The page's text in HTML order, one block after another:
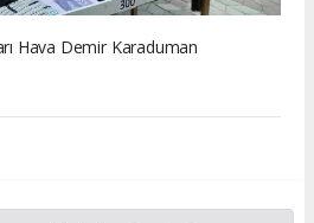
Hava Demir Karaduman